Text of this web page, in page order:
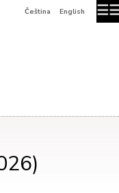
☰
Čeština English